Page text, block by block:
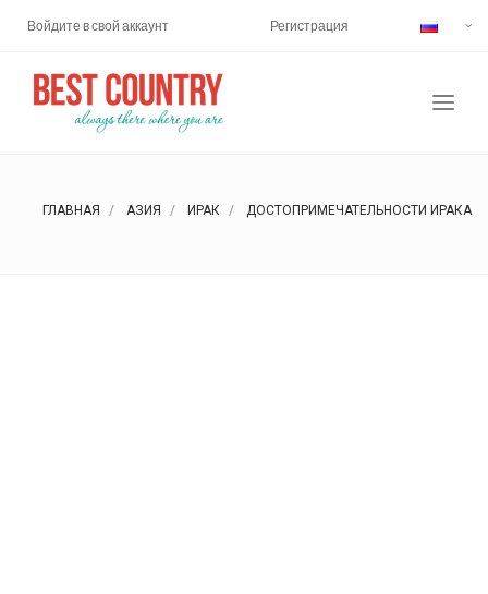
Войдите в свой аккаунт Регистрация
ГЛАВНАЯ АЗИЯ ИРАК ДОСТОПРИМЕЧАТЕЛЬНОСТИ ИРАКА